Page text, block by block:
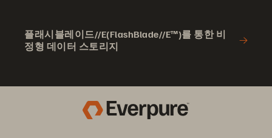
플래시블레이드//E(FlashBlade//E™)를 통한 비
정형 데이터 스토리지